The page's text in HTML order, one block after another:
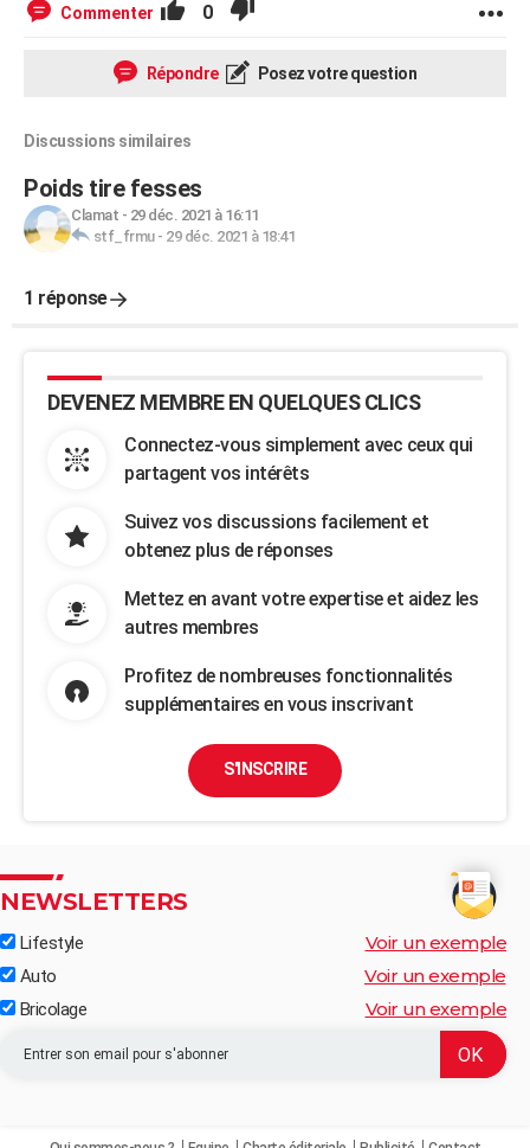
Commenter 0
Répondre Posez votre question
Discussions similaires
Poids tire fesses
Clamat - 29 déc. 2021 à 16:11
stf_frmu- 29 déc. 2021 à 18:41
1 réponse
DEVENEZ MEMBRE EN QUELQUES CLICS
Connectez-vous simplement avec ceux qui
partagent vos intérêts
Suivez vos discussions facilement et
obtenez plus de réponses
Mettez en avant votre expertise et aidez les
autres membres
Profitez de nombreuses fonctionnalités
supplémentaires en vous inscrivant
S'INSCRIRE
NEWSLETTERS
Lifestyle Voir un exemple
Auto Voir un exemple
Bricolage Voir un exemple